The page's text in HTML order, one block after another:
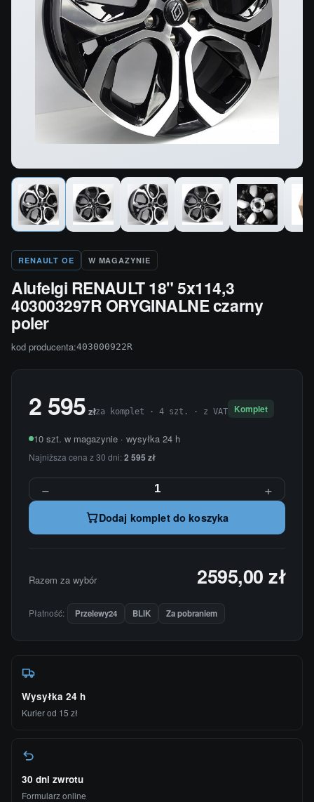
RENAULT OE W MAGAZYNIE
Alufelgi RENAULT 18" 5x114,3
403003297R ORYGINALNE czarny
poler
kod producenta:403000922R
2 595 złza komplet · 4 szt. · z VAT Komplet
10 szt. w magazynie · wysyłka 24 h
Najniższa cena z 30 dni:2 595 zł
− +
Dodaj komplet do koszyka
Razem za wybór 2595,00 zł
Płatność: Przelewy24 BLIK Za pobraniem
Wysyłka 24 h
Kurier od 15 zł
30 dni zwrotu
Formularz online